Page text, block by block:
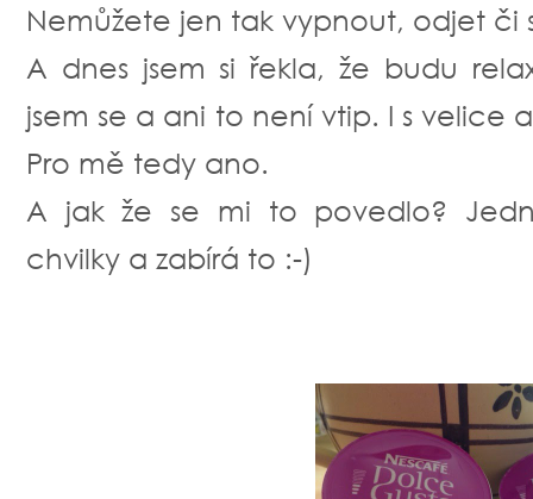
Nemůžete jen tak vypnout, odjet či
A dnes jsem si řekla, že budu
jsem se a ani to není vtip. I s velice
Pro mě tedy ano.
A jak že se mi to povedlo?
chvilky a zabírá to :-)